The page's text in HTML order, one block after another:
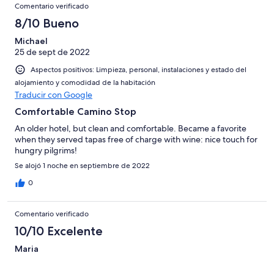
Comentario verificado
8/10 Bueno
Michael
25 de sept de 2022
Aspectos positivos: Limpieza, personal, instalaciones y estado del
alojamiento y comodidad de la habitación
Traducir con Google
Comfortable Camino Stop
An older hotel, but clean and comfortable. Became a favorite
when they served tapas free of charge with wine: nice touch for
hungry pilgrims!
Se alojó 1 noche en septiembre de 2022
0
Comentario verificado
10/10 Excelente
Maria